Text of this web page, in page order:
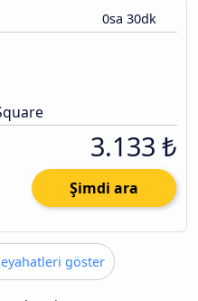
0sa 30dk
3.133 ₺
Şimdi ara
göster